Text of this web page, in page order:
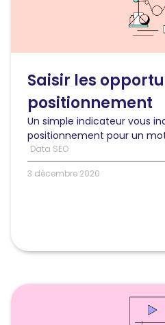
opportunités
positionnement
Saisir les
positionnement
Un simple indicateur vous
positionnement pour un
Data SEO
3 décembre 2020
Lire